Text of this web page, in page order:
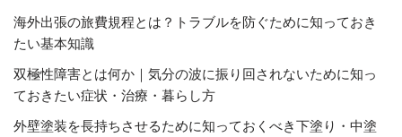
海外出張の旅費規程とは？トラブルを防ぐために知っておき
たい基本知識
双極性障害とは何か｜気分の波に振り回されないために知っ
ておきたい症状・治療・暮らし方
外壁塗装を長持ちさせるために知っておくべき下塗り・中塗